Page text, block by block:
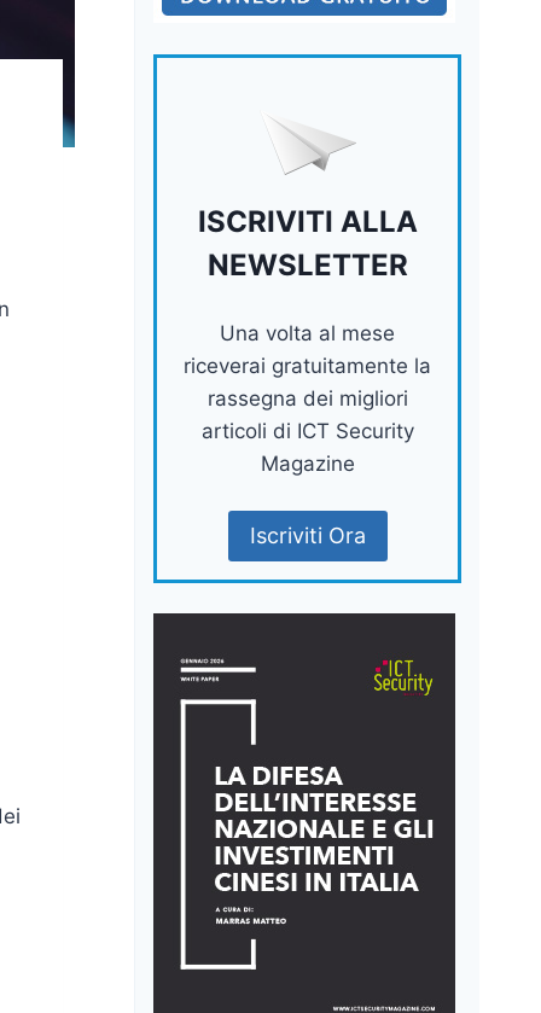
ISCRIVITI ALLA
NEWSLETTER
Una volta al mese
riceverai gratuitamente la
rassegna dei migliori
articoli di ICT Security
Magazine
Iscriviti Ora